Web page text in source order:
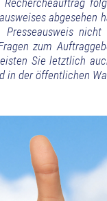
zum
Sie letztlich
der öffentlichen